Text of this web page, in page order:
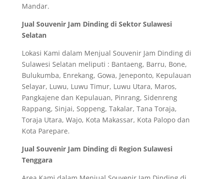
Mandar.
Jual Souvenir Jam Dinding di Sektor Sulawesi
Selatan
Lokasi Kami dalam Menjual Souvenir Jam Dinding di
Sulawesi Selatan meliputi : Bantaeng, Barru, Bone,
Bulukumba, Enrekang, Gowa, Jeneponto, Kepulauan
Selayar, Luwu, Luwu Timur, Luwu Utara, Maros,
Pangkajene dan Kepulauan, Pinrang, Sidenreng
Rappang, Sinjai, Soppeng, Takalar, Tana Toraja,
Toraja Utara, Wajo, Kota Makassar, Kota Palopo dan
Kota Parepare.
Jual Souvenir Jam Dinding di Region Sulawesi
Tenggara